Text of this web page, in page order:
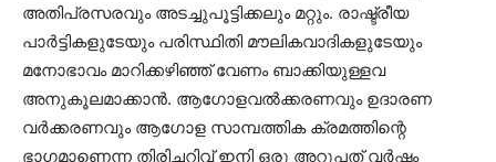
അതിപ്രസരവും അടച്ചുപൂട്ടിക്കലും മറ്റും. രാഷ്ട്രീയ
പാര്‍ട്ടികളുടേയും പരിസ്ഥിതി മൗലികവാദികളുടേയും
മനോഭാവം മാറിക്കഴിഞ്ഞ് വേണം ബാക്കിയുള്ളവ
അനുകൂലമാക്കാന്‍. ആഗോളവല്‍ക്കരണവും ഉദാരണ
വര്‍ക്കരണവും ആഗോള സാമ്പത്തിക ക്രമത്തിന്റെ
ഭാഗമാണെന്ന തിരിച്ചറിവ് ഇനി ഒരു അറുപത് വര്‍ഷം